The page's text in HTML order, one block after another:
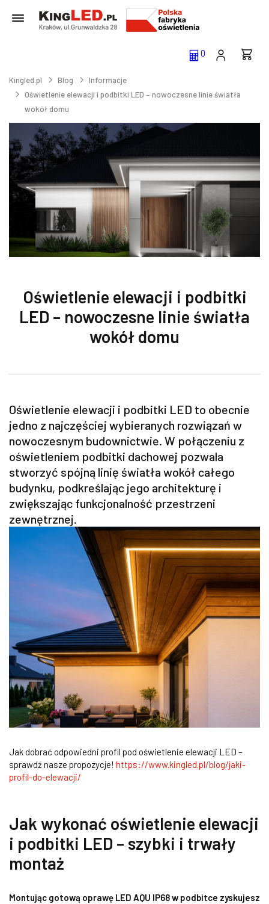
0
Kingled.pl Blog
Informacje
Oświetlenie elewacji i podbitki LED – nowoczesne linie światła
wokół domu
Oświetlenie elewacji i podbitki
LED – nowoczesne linie światła
wokół domu
Oświetlenie elewacji i podbitki LED to obecnie
jedno z najczęściej wybieranych rozwiązań w
nowoczesnym budownictwie. W połączeniu z
oświetleniem podbitki dachowej pozwala
stworzyć spójną linię światła wokół całego
budynku, podkreślając jego architekturę i
zwiększając funkcjonalność przestrzeni
zewnętrznej.
Jak dobrać odpowiedni profil pod oświetlenie elewacji LED –
sprawdź nasze propozycje! https://www.kingled.pl/blog/jaki-
profil-do-elewacji/
Jak wykonać oświetlenie elewacji
i podbitki LED – szybki i trwały
montaż
Montując gotową oprawę LED AQU IP68 w podbitce zyskujesz